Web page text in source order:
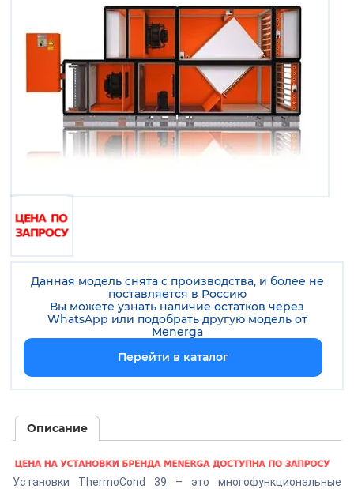
Данная модель снята с производства, и более не
поставляется в Россию
Вы можете узнать наличие остатков через
WhatsApp или подобрать другую модель от
Menerga
Перейти в каталог
Описание
Установки ThermoCond 39 – это многофункциональные